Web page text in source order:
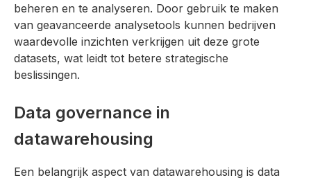
beheren en te analyseren. Door gebruik te maken
van geavanceerde analysetools kunnen bedrijven
waardevolle inzichten verkrijgen uit deze grote
datasets, wat leidt tot betere strategische
beslissingen.
Data governance in
datawarehousing
Een belangrijk aspect van datawarehousing is data